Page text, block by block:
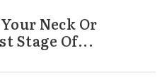
Neck Or
Stage Of...